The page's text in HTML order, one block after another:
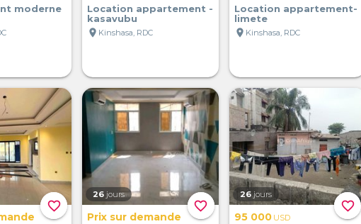
moderne
Location appartement -
kasavubu
location_on Kinshasa, RDC
Location appartement-
limete
location_on Kinshasa, RDC
favorite_border favorite_border
26 jours
Prix sur demande
favorite_border
26 jours
95 000 USD